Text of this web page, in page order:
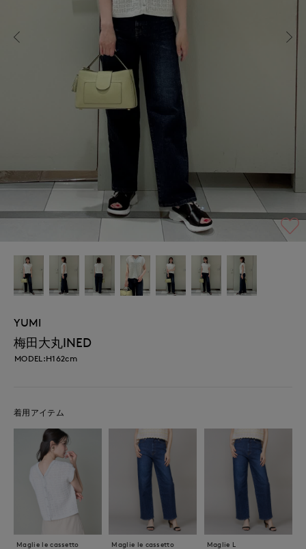
YUMI
梅田大丸INED
MODEL:H162cm
着用アイテム
Maglie le cassetto
Maglie le cassetto
Maglie L